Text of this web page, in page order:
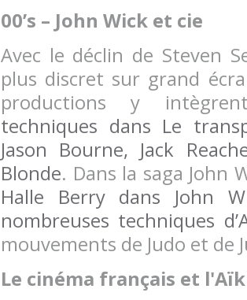
00’s – John Wick et cie
Avec le déclin de Steven
plus discret sur grand
productions y
techniques dans Le
Jason Bourne, Jack
Blonde. Dans la saga John
Halle Berry dans John
nombreuses techniques
mouvements de Judo et de
Le cinéma français et